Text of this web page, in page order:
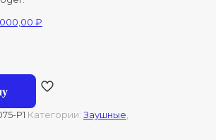
₽
P1 Категории: Заушные